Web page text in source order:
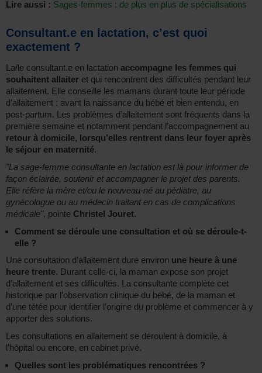
Lire aussi : Sages-femmes : de plus en plus de spécialisations
Consultant.e en lactation, c’est quoi
exactement ?
La/le consultant.e en lactation accompagne les femmes qui
souhaitent allaiter et qui rencontrent des difficultés pendant leur
allaitement. Elle conseille les mamans durant toute leur période
d’allaitement : avant la naissance du bébé et bien entendu, en
post-partum. Les problèmes d’allaitement sont fréquents dans la
première semaine et notamment pendant l’accompagnement au
retour à domicile, lorsqu’elles rentrent dans leur foyer après
le séjour en maternité.
"La sage-femme consultante en lactation est là pour informer de
façon éclairée, soutenir et accompagner le projet des parents.
Elle réfère la mère et/ou le nouveau-né au pédiatre, au
gynécologue ou au médecin traitant en cas de complications
médicale", pointe Christel Jouret.
Comment se déroule une consultation et où se déroule-t-
elle ?
Une consultation d’allaitement dure environ une heure à une
heure trente. Durant celle-ci, la maman expose son projet
d’allaitement et ses difficultés. La consultante complète cet
historique par l’observation clinique du bébé, de la maman et
d’une tétée pour identifier l’origine du problème et commencer à y
apporter des solutions.
Les consultations en allaitement se déroulent à domicile, à
l’hôpital ou encore, en cabinet privé.
Quelles sont les problématiques rencontrées ?